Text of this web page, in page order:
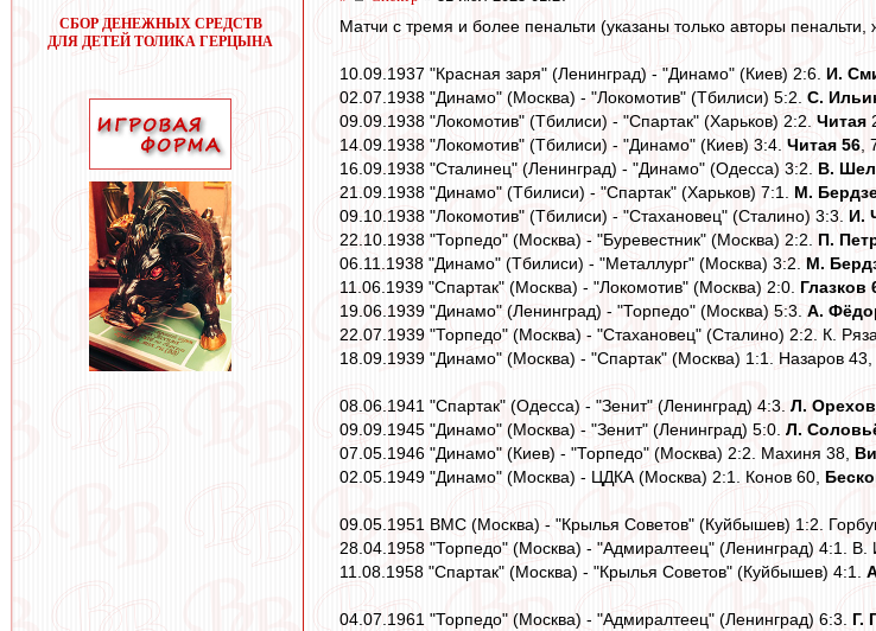
СБОР ДЕНЕЖНЫХ СРЕДСТВ
ДЛЯ ДЕТЕЙ ТОЛИКА ГЕРЦЫНА
Матчи с тремя и более пенальти (указаны только авторы
10.09.1937 "Красная заря" (Ленинград) - "Динамо" (Киев) 2:6. И.
02.07.1938 "Динамо" (Москва) - "Локомотив" (Тбилиси) 5:2. С.
09.09.1938 "Локомотив" (Тбилиси) - "Спартак" (Харьков) 2:2. Читая
14.09.1938 "Локомотив" (Тбилиси) - "Динамо" (Киев) 3:4. Читая 56,
16.09.1938 "Сталинец" (Ленинград) - "Динамо" (Одесса) 3:2. В.
21.09.1938 "Динамо" (Тбилиси) - "Спартак" (Харьков) 7:1. М.
09.10.1938 "Локомотив" (Тбилиси) - "Стахановец" (Сталино) 3:3. И.
22.10.1938 "Торпедо" (Москва) - "Буревестник" (Москва) 2:2. П.
06.11.1938 "Динамо" (Тбилиси) - "Металлург" (Москва) 3:2. М.
11.06.1939 "Спартак" (Москва) - "Локомотив" (Москва) 2:0. Глазков
19.06.1939 "Динамо" (Ленинград) - "Торпедо" (Москва) 5:3. А.
22.07.1939 "Торпедо" (Москва) - "Стахановец" (Сталино) 2:2. К.
18.09.1939 "Динамо" (Москва) - "Спартак" (Москва) 1:1. Назаров 43,
08.06.1941 "Спартак" (Одесса) - "Зенит" (Ленинград) 4:3. Л.
09.09.1945 "Динамо" (Москва) - "Зенит" (Ленинград) 5:0. Л.
07.05.1946 "Динамо" (Киев) - "Торпедо" (Москва) 2:2. Махиня 38,
02.05.1949 "Динамо" (Москва) - ЦДКА (Москва) 2:1. Конов 60,
09.05.1951 ВМС (Москва) - "Крылья Советов" (Куйбышев) 1:2.
28.04.1958 "Торпедо" (Москва) - "Адмиралтеец" (Ленинград) 4:1. В.
11.08.1958 "Спартак" (Москва) - "Крылья Советов" (Куйбышев) 4:1.
04.07.1961 "Торпедо" (Москва) - "Адмиралтеец" (Ленинград) 6:3. Г.